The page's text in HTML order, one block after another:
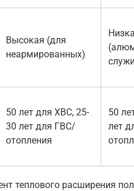
Высокая (для
неармированных)
50 лет для ХВС, 25-
30 лет для ГВС/
отопления
50
лет
теплового расширения